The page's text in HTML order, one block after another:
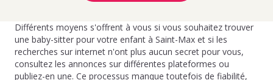
Différents moyens s'offrent à vous si vous souhaitez trouver
une baby-sitter pour votre enfant à Saint-Max et si les
recherches sur internet n'ont plus aucun secret pour vous,
consultez les annonces sur différentes plateformes ou
publiez-en une. Ce processus manque toutefois de fiabilité,